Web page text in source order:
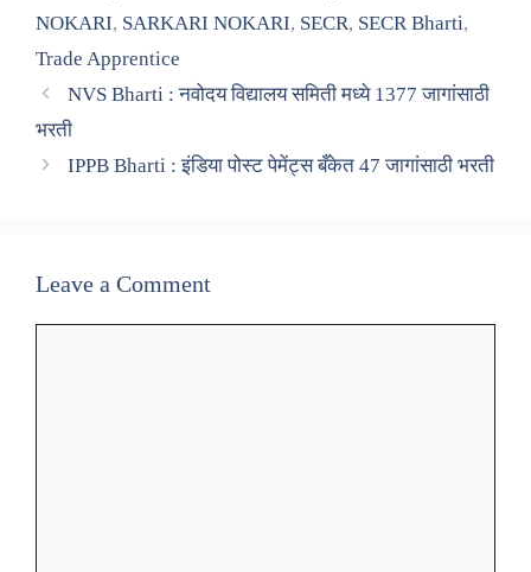
NOKARI, SARKARI NOKARI, SECR, SECR Bharti,
Trade Apprentice
NVS Bharti : नवोदय विद्यालय समिती मध्ये 1377 जागांसाठी
भरती
IPPB Bharti : इंडिया पोस्ट पेमेंट्स बँकेत 47 जागांसाठी भरती
Leave a Comment